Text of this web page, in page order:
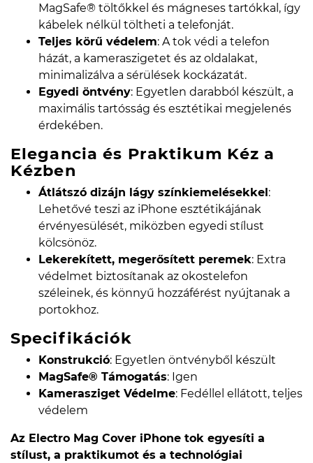
MagSafe® töltőkkel és mágneses tartókkal, így
kábelek nélkül töltheti a telefonját.
Teljes körű védelem: A tok védi a telefon
házát, a kameraszigetet és az oldalakat,
minimalizálva a sérülések kockázatát.
Egyedi öntvény: Egyetlen darabból készült, a
maximális tartósság és esztétikai megjelenés
érdekében.
Elegancia és Praktikum Kéz a
Kézben
Átlátszó dizájn lágy színkiemelésekkel :
Lehetővé teszi az iPhone esztétikájának
érvényesülését, miközben egyedi stílust
kölcsönöz.
Lekerekített, megerősített peremek: Extra
védelmet biztosítanak az okostelefon
széleinek, és könnyű hozzáférést nyújtanak a
portokhoz.
Specifikációk
Konstrukció: Egyetlen öntvényből készült
MagSafe® Támogatás: Igen
Kamerasziget Védelme: Fedéllel ellátott, teljes
védelem
Az Electro Mag Cover iPhone tok egyesíti a
stílust, a praktikumot és a technológiai